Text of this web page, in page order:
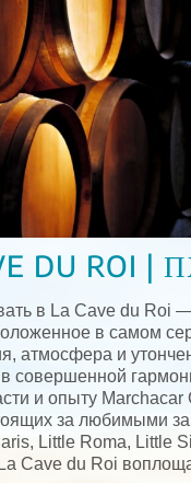
DU ROI |
в La Cave du Roi
в самом
атмосфера и
совершенной
и опыту
за любимыми
Little Roma, Little
Cave du Roi